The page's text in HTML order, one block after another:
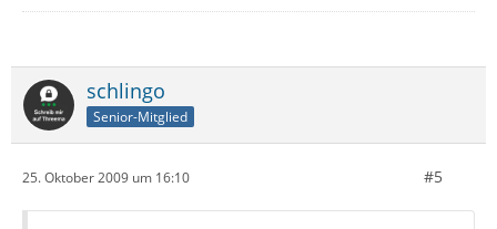
schlingo
Senior-Mitglied
25. Oktober 2009 um 16:10 #5